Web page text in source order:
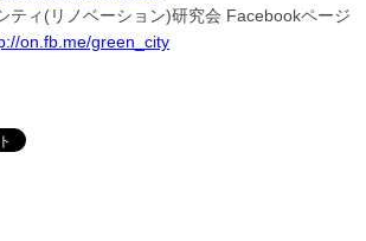
ティ(リノベーション)研究会 Facebookページ
on.fb.me/green_city